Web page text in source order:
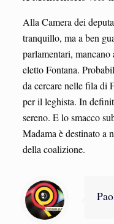
Alla Camera dei
tranquillo, ma a ben
parlamentari,
eletto Fontana.
da cercare nelle fila di
per il leghista. In
sereno. E lo smacco
Madama è destinato a
della coalizione.